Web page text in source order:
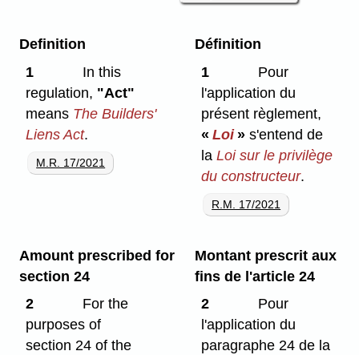
Definition
1
In this
regulation, "Act"
means The Builders'
Liens Act.
M.R. 17/2021
Définition
1
Pour
l'application du
présent règlement,
«Loi» s'entend de
laLoi sur le privilège
du constructeur.
R.M. 17/2021
Amount prescribed for
section 24
2
For the
purposes of
section 24 of the
Montant prescrit aux
fins de l'article 24
2
Pour
l'application du
paragraphe 24 de la